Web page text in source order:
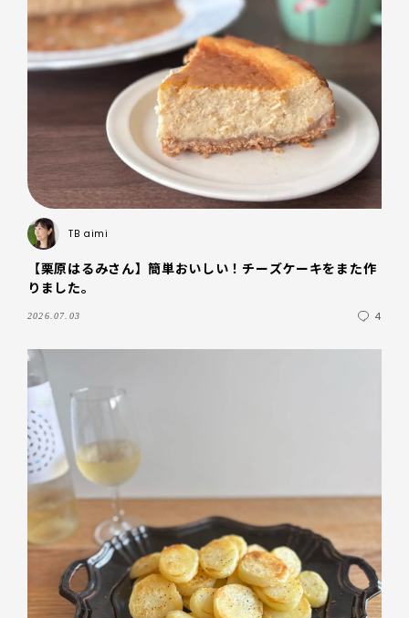
TB aimi
【栗原はるみさん】簡単おいしい！チーズケーキをまた作
りました。
2026.07.03 4